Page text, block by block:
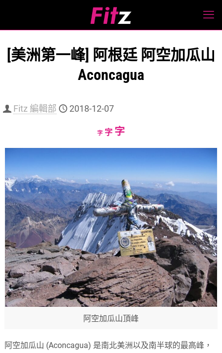
[美洲第一峰] 阿根廷 阿空加瓜山
Aconcagua
Fitz 編輯部 2018-12-07
字Decrease
字Reset
字Increase
阿空加瓜山頂峰
阿空加瓜山 (Aconcagua) 是南北美洲以及南半球的最高峰，